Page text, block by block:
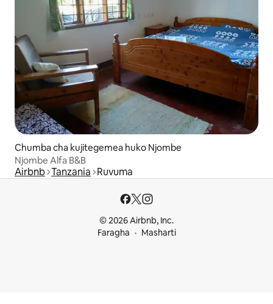
Chumba cha kujitegemea huko Njombe
Njombe Alfa B&B
Airbnb Tanzania Ruvuma
© 2026 Airbnb, Inc.
Faragha
Masharti